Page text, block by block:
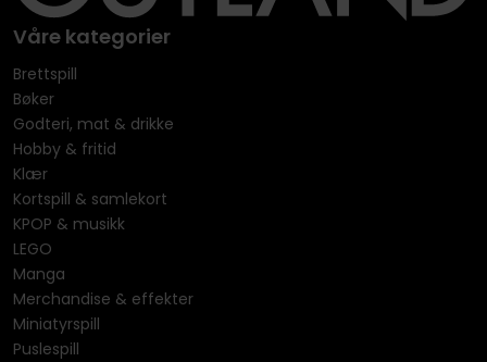
Våre kategorier
Brettspill
Bøker
Godteri, mat & drikke
Hobby & fritid
Klær
Kortspill & samlekort
KPOP & musikk
LEGO
Manga
Merchandise & effekter
Miniatyrspill
Puslespill